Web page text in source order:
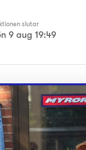
slutar
9 aug 19:49